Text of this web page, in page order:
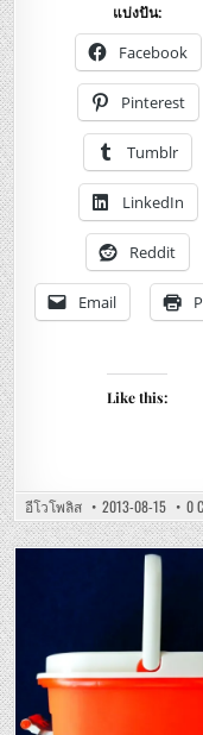
แบ่งปัน:
Facebook
Pinterest
Tumblr
LinkedIn
Reddit
Email
Like this:
อีโวโพลิส 2013-08-15 0